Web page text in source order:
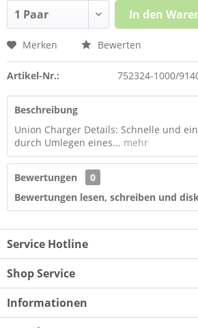
In den
Merken Bewerten
Artikel-Nr.: 752324-1000/
Beschreibung
Union Charger Details: Schnelle und
durch Umlegen eines... mehr
Bewertungen
0
Bewertungen lesen, schreiben und
Service Hotline
Shop Service
Informationen